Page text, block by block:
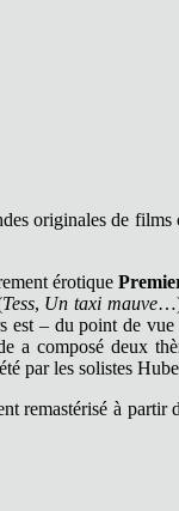
originales de films
érotique
Tess, Un taxi mauve
– du point de
composé deux
par les solistes
remastérisé à